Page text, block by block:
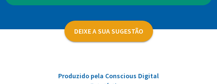
DEIXE A SUA SUGESTÃO
Produzido pela Conscious Digital